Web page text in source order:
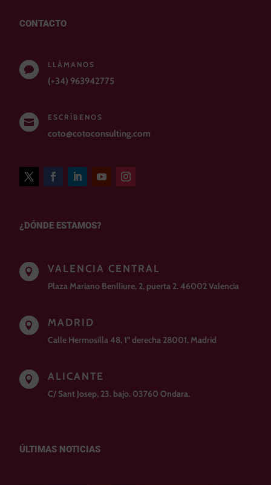
CONTACTO

LLÁMANOS
(+34) 963942775

ESCRÍBENOS
coto@cotoconsulting.com
¿DÓNDE ESTAMOS?
 VALENCIA CENTRAL
Plaza Mariano Benlliure, 2, puerta 2. 46002 Valencia
 MADRID
Calle Hermosilla 48, 1º derecha 28001, Madrid
 ALICANTE
C/ Sant Josep, 23. bajo. 03760 Ondara.
ÚLTIMAS NOTICIAS